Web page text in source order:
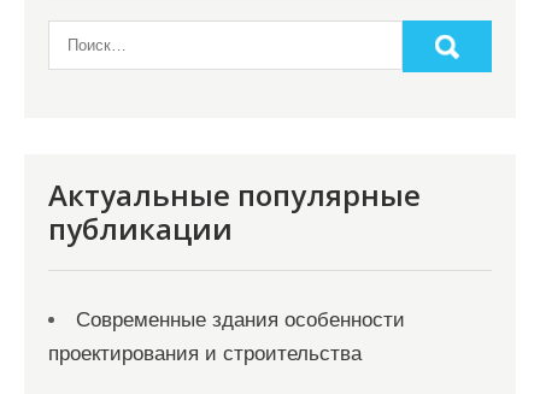
Актуальные популярные
публикации
Современные здания особенности
проектирования и строительства